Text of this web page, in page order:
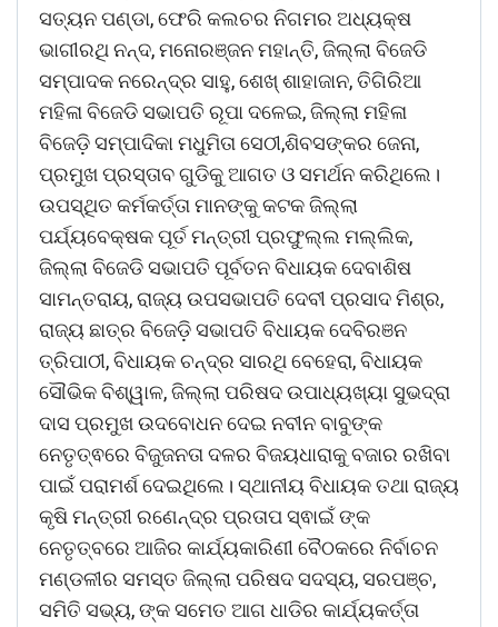
ସତ୍ୟନ ପଣ୍ଡା, ଫେରି କଲଚର ନିଗମର ଅଧ୍ୟକ୍ଷ
ଭାଗୀରଥି ନନ୍ଦ, ମନୋରଞ୍ଜନ ମହାନ୍ତି, ଜିଲ୍ଲା ବିଜେଡି
ସମ୍ପାଦକ ନରେନ୍ଦ୍ର ସାହୁ, ଶେଖ୍ ଶାହାଜାନ, ତିଗିରିଆ
ମହିଳା ବିଜେଡି ସଭାପତି ରୂପା ଦଳେଇ, ଜିଲ୍ଲା ମହିଳା
ବିଜେଡ଼ି ସମ୍ପାଦିକା ମଧୁମିତା ସେଠୀ,ଶିବସଙ୍କର ଜେନା,
ପ୍ରମୁଖ ପ୍ରସ୍ତାବ ଗୁଡିକୁ ଆଗତ ଓ ସମର୍ଥନ କରିଥିଲେ।
ଉପସ୍ଥିତ କର୍ମକର୍ତ୍ତା ମାନଙ୍କୁ କଟକ ଜିଲ୍ଲା
ପର୍ଯ୍ୟବେକ୍ଷକ ପୂର୍ତ ମନ୍ତ୍ରୀ ପ୍ରଫୁଲ୍ଲ ମଲ୍ଲିକ,
ଜିଲ୍ଲା ବିଜେଡି ସଭାପତି ପୂର୍ବତନ ବିଧାୟକ ଦେବାଶିଷ
ସାମନ୍ତରାୟ, ରାଜ୍ୟ ଉପସଭାପତି ଦେବୀ ପ୍ରସାଦ ମିଶ୍ର,
ରାଜ୍ୟ ଛାତ୍ର ବିଜେଡ଼ି ସଭାପତି ବିଧାୟକ ଦେବିରଞନ
ତ୍ରିପାଠୀ, ବିଧାୟକ ଚନ୍ଦ୍ର ସାରଥି ବେହେରା, ବିଧାୟକ
ସୌଭିକ ବିଶ୍ୱାଳ, ଜିଲ୍ଲା ପରିଷଦ ଉପାଧ୍ୟଖ୍ୟା ସୁଭଦ୍ରା
ଦାସ ପ୍ରମୁଖ ଉଦବୋଧନ ଦେଇ ନବୀନ ବାବୁଙ୍କ
ନେତୃତ୍ଵରେ ବିଜୁଜନତା ଦଳର ବିଜୟଧାରାକୁ ବଜାର ରଖିବା
ପାଇଁ ପରାମର୍ଶ ଦେଇଥିଲେ। ସ୍ଥାନୀୟ ବିଧାୟକ ତଥା ରାଜ୍ୟ
କୃଷି ମନ୍ତ୍ରୀ ରଣେନ୍ଦ୍ର ପ୍ରତାପ ସ୍ଵାଇଁ ଙ୍କ
ନେତୃତ୍ବରେ ଆଜିର କାର୍ଯ୍ୟକାରିଣୀ ବୈଠକରେ ନିର୍ବାଚନ
ମଣ୍ଡଳୀର ସମସ୍ତ ଜିଲ୍ଲା ପରିଷଦ ସଦସ୍ୟ, ସରପଞ୍ଚ,
ସମିତି ସଭ୍ୟ, ଙ୍କ ସମେତ ଆଗ ଧାଡିର କାର୍ଯ୍ୟକର୍ତ୍ତା